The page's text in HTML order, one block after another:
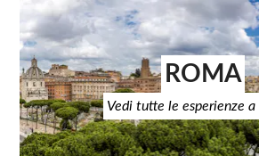
ROMA
Vedi tutte le esperienze a